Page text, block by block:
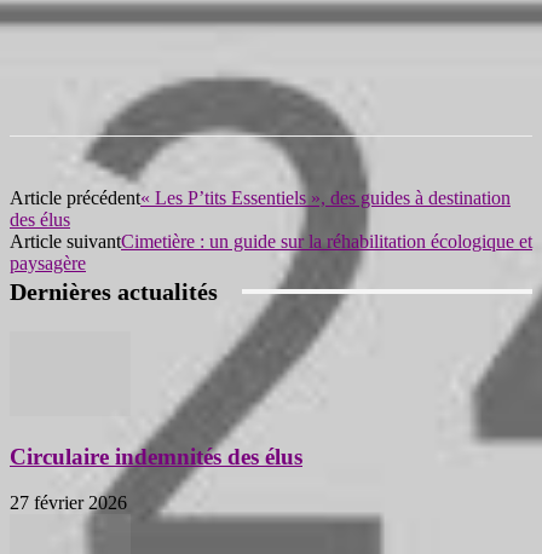
Article précédent« Les P’tits Essentiels », des guides à destination
des élus
Article suivantCimetière : un guide sur la réhabilitation écologique et
paysagère
Dernières actualités
Circulaire indemnités des élus
27 février 2026